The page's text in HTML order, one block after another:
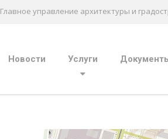
Главное управление архитектуры и
Новости Услуги